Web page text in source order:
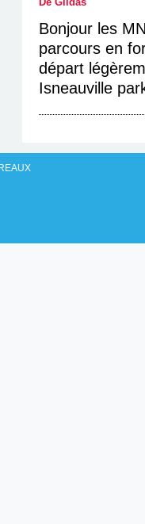
De Gildas
Bonjour les
parcours en
départ
Isneauville